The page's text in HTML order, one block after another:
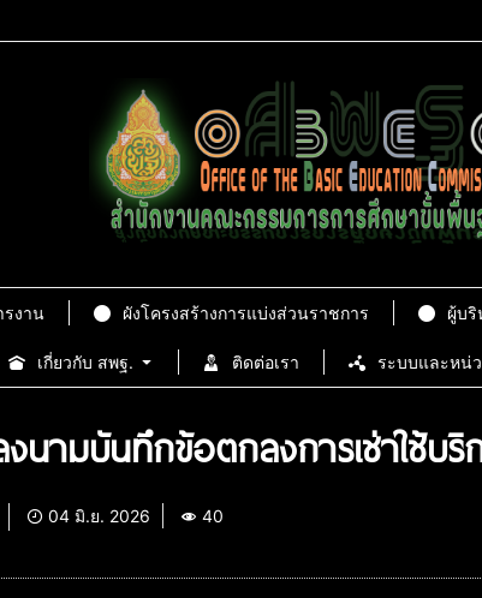
รงาน ผังโครงสร้างการแบ่งส่วนราชการ ผู้บริ
เกี่ยวกับ สพฐ. ติดต่อเรา ระบบและหน่
ามบันทึกข้อตกลงการเช่าใช้บ
04 มิ.ย. 2026 40